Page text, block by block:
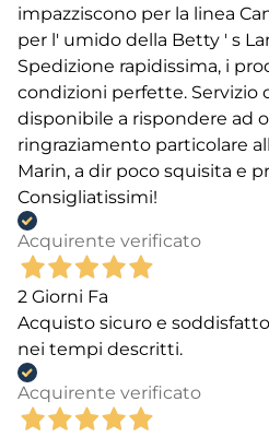
impazziscono per la linea
per l' umido della Betty ' s
Spedizione rapidissima, i
condizioni perfette. Servizio
disponibile a rispondere ad
ringraziamento particolare
Marin, a dir poco squisita e
Consigliatissimi!
Acquirente verificato
2 Giorni Fa
Acquisto sicuro e
nei tempi descritti.
Acquirente verificato